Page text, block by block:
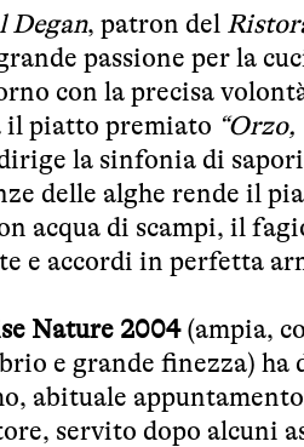
Degan, patron del
passione per la
con la precisa
il piatto premiato “Orzo,
la sinfonia di
delle alghe rende il
acqua di scampi, il
e accordi in perfetta
Nature 2004 (ampia,
e grande finezza)
abituale
servito dopo alcuni